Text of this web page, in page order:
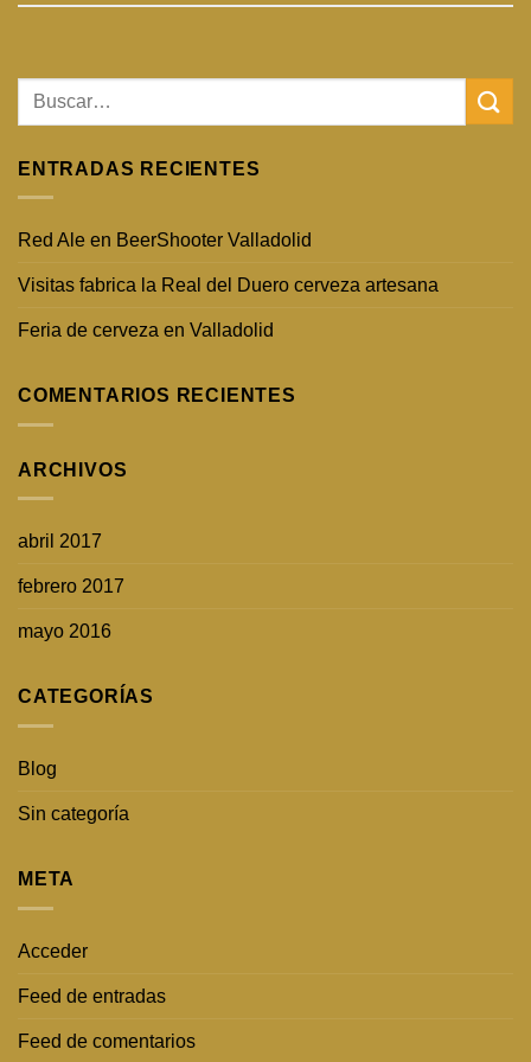
ENTRADAS RECIENTES
Red Ale en BeerShooter Valladolid
Visitas fabrica la Real del Duero cerveza artesana
Feria de cerveza en Valladolid
COMENTARIOS RECIENTES
ARCHIVOS
abril 2017
febrero 2017
mayo 2016
CATEGORÍAS
Blog
Sin categoría
META
Acceder
Feed de entradas
Feed de comentarios